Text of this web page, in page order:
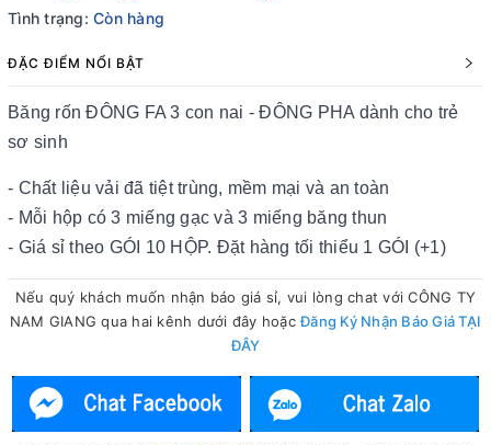
Tình trạng: Còn hàng
ĐẶC ĐIỂM NỔI BẬT
Băng rốn ĐÔNG FA 3 con nai - ĐÔNG PHA dành cho trẻ
sơ sinh
- Chất liệu vải đã tiệt trùng, mềm mại và an toàn
- Mỗi hộp có 3 miếng gạc và 3 miếng băng thun
- Giá sỉ theo GÓI 10 HỘP. Đặt hàng tối thiểu 1 GÓI (+1)
Nếu quý khách muốn nhận báo giá sỉ, vui lòng chat với CÔNG TY
NAM GIANG qua hai kênh dưới đây hoặcĐăng Ký Nhận Báo Giá TẠI
ĐÂY